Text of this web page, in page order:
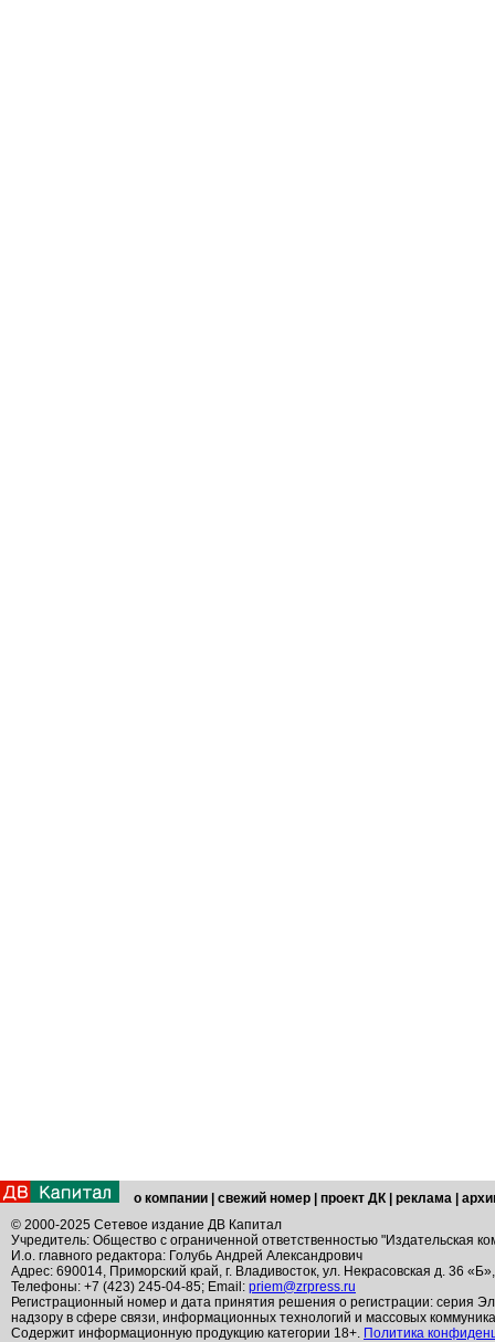
о компании свежий номер проект ДК реклама
© 2000-2025 Сетевое издание ДВ Капитал
Учредитель: Общество с ограниченной ответственностью "Издательская
И.о. главного редактора: Голубь Андрей Александрович
Адрес: 690014, Приморский край, г. Владивосток, ул. Некрасовская д. 36
Телефоны: +7 (423) 245-04-85; Email: priem@zrpress.ru
Регистрационный номер и дата принятия решения о регистрации: серия
надзору в сфере связи, информационных технологий и массовых
Содержит информационную продукцию категории 18+. Политика